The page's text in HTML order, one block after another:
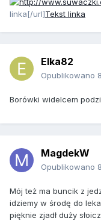
linka[/url]Tekst linka
Elka82
Opublikowano
Borówki widelcem
MagdekW
Opublikowano
Mój też ma buncik z
idziemy w środę do
pięknie zjadł duży